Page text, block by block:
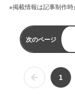
※掲載情報は記事制作時
次のページ
1